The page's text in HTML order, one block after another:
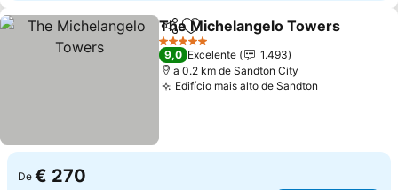
PartilharAdicionar aos favoritos
The Michelangelo Towers
5 Estrelas
9,0 Excelente
1.493
a 0.2 km de Sandton City
Edifício mais alto de Sandton
De € 270